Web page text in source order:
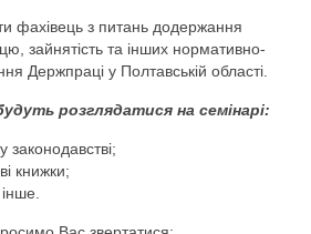
фахівець з питань додержання
зайнятість та інших нормативно-
Держпраці у Полтавській області.
розглядатися на семінарі:
законодавстві;
книжки;